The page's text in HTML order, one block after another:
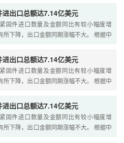
出口总额达7.14亿美元
固件进口数量及金额同比有较小幅度增
所下降，出口金额同期涨幅不大。 根据中
出口总额达7.14亿美元
固件进口数量及金额同比有较小幅度增
所下降，出口金额同期涨幅不大。 根据中
出口总额达7.14亿美元
固件进口数量及金额同比有较小幅度增
所下降，出口金额同期涨幅不大。 根据中